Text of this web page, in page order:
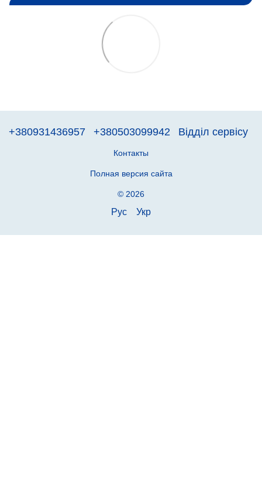
+380931436957 +380503099942 Відділ сервісу
Контакты
Полная версия сайта
© 2026
Рус Укр